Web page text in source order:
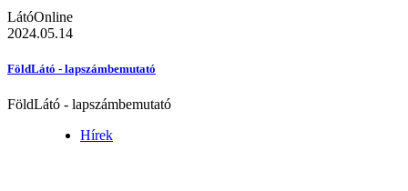
LátóOnline
2024.05.14
FöldLátó - lapszámbemutató
FöldLátó - lapszámbemutató
Hírek